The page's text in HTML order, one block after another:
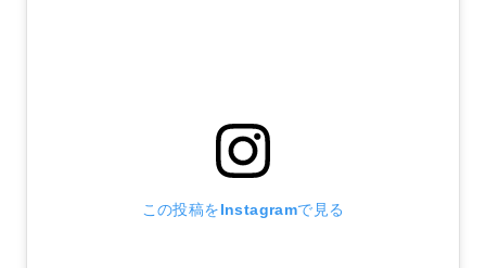
この投稿をInstagramで見る